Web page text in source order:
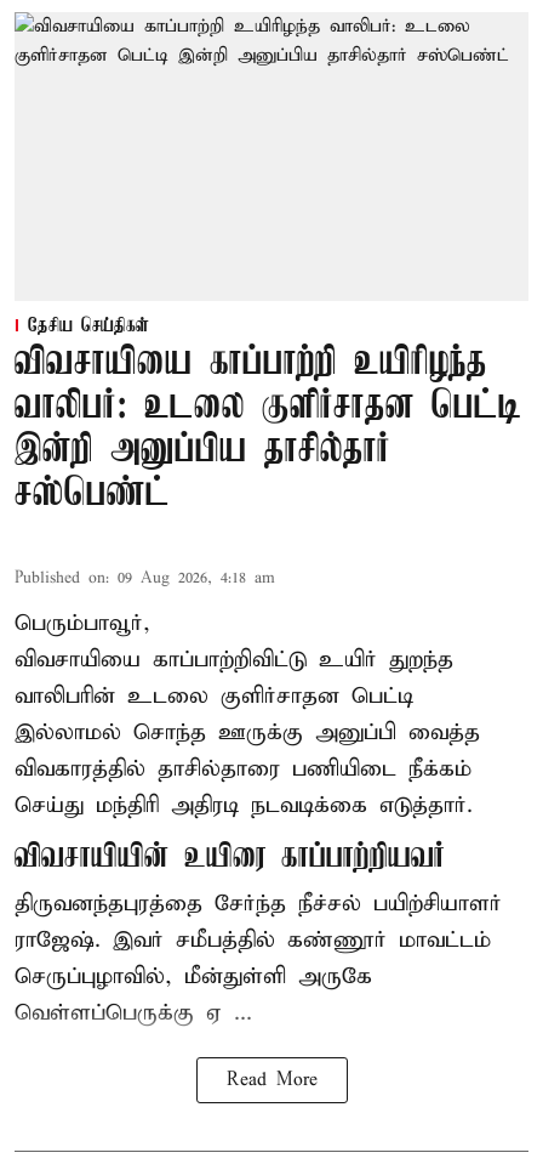
தேசிய செய்திகள்
விவசாயியை காப்பாற்றி உயிரிழந்த
வாலிபர்: உடலை குளிர்சாதன பெட்டி
இன்றி அனுப்பிய தாசில்தார்
சஸ்பெண்ட்
Published on: 09 Aug 2026, 4:18 am
பெரும்பாவூர்,
விவசாயியை காப்பாற்றிவிட்டு உயிர் துறந்த
வாலிபரின் உடலை குளிர்சாதன பெட்டி
இல்லாமல் சொந்த ஊருக்கு அனுப்பி வைத்த
விவகாரத்தில் தாசில்தாரை பணியிடை நீக்கம்
செய்து மந்திரி அதிரடி நடவடிக்கை எடுத்தார்.
விவசாயியின் உயிரை காப்பாற்றியவர்
திருவனந்தபுரத்தை சேர்ந்த நீச்சல் பயிற்சியாளர்
ராஜேஷ். இவர் சமீபத்தில் கண்ணூர் மாவட்டம்
செருப்புழாவில், மீன்துள்ளி அருகே
வெள்ளப்பெருக்கு ஏ ...
Read More